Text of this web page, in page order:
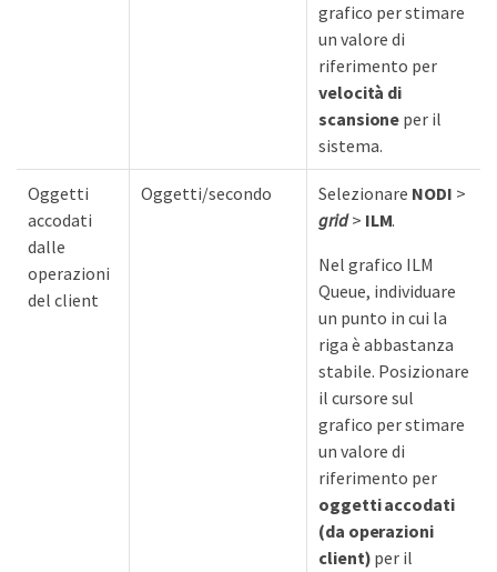
grafico per stimare
un valore di
riferimento per
velocità di
scansione per il
sistema.
Oggetti
accodati
dalle
operazioni
del client
Oggetti/secondo Selezionare NODI >
grid> ILM.
Nel grafico ILM
Queue, individuare
un punto in cui la
riga è abbastanza
stabile. Posizionare
il cursore sul
grafico per stimare
un valore di
riferimento per
oggetti accodati
(da operazioni
client) per il